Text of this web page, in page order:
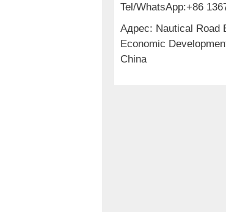
Tel/WhatsApp:+86
Адрес: Nautical Road
Economic
China